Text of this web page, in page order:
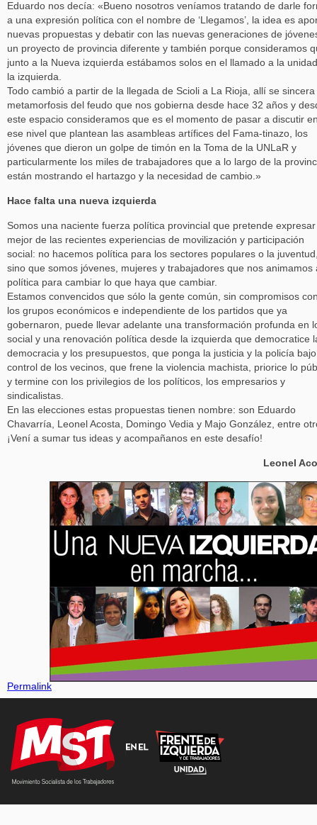
Eduardo nos decía: «Bueno nosotros veníamos tratando de darle
a una expresión política con el nombre de ‘Llegamos’, la idea es
nuevas propuestas y debatir con las nuevas generaciones de
un proyecto de provincia diferente y también porque consideramos
junto a la Nueva izquierda estábamos solos en el llamado a la
la izquierda.
Todo cambió a partir de la llegada de Scioli a La Rioja, allí se sincera
metamorfosis del feudo que nos gobierna desde hace 32 años y
este espacio consideramos que es el momento de pasar a discutir
ese nivel que plantean las asambleas artífices del Fama-tinazo, los
jóvenes que dieron un golpe de timón en la Toma de la UNLaR y
particularmente los miles de trabajadores que a lo largo de la
están mostrando el hartazgo y la necesidad de cambio.»
Hace falta una nueva izquierda
Somos una naciente fuerza política provincial que pretende
mejor de las recientes experiencias de movilización y participación
social: no hacemos política para los sectores populares o la
sino que somos jóvenes, mujeres y trabajadores que nos animamos
política para cambiar lo que haya que cambiar.
Estamos convencidos que sólo la gente común, sin compromisos
los grupos económicos e independiente de los partidos que ya
gobernaron, puede llevar adelante una transformación profunda en
social y una renovación política desde la izquierda que democratice
democracia y los presupuestos, que ponga la justicia y la policía bajo
control de los vecinos, que frene la violencia machista, priorice lo
y termine con los privilegios de los políticos, los empresarios y
sindicalistas.
En las elecciones estas propuestas tienen nombre: son Eduardo
Chavarría, Leonel Acosta, Domingo Vedia y Majo González, entre
¡Vení a sumar tus ideas y acompañanos en este desafío!
Leonel
Permalink